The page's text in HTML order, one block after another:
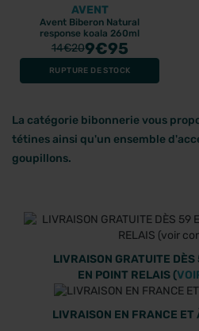
AVENT
Avent Biberon Natural
response koala 260ml
14€209€95
RUPTURE DE STOCK
La catégorie bibonnerie vous
tétines ainsi qu'un ensemble
goupillons.
LIVRAISON GRATUITE
EN POINT RELAIS (
LIVRAISON EN FRANCE ET